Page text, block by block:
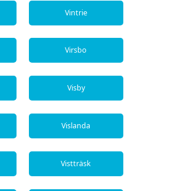
Vintrie
Virsbo
Visby
Vislanda
Vistträsk